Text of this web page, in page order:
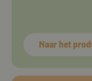
Naar het